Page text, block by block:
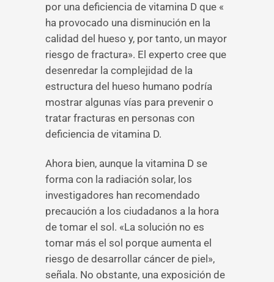
por una deficiencia de vitamina D que «
ha provocado una disminución en la
calidad del hueso y, por tanto, un mayor
riesgo de fractura». El experto cree que
desenredar la complejidad de la
estructura del hueso humano podría
mostrar algunas vías para prevenir o
tratar fracturas en personas con
deficiencia de vitamina D.
Ahora bien, aunque la vitamina D se
forma con la radiación solar, los
investigadores han recomendado
precaución a los ciudadanos a la hora
de tomar el sol. «La solución no es
tomar más el sol porque aumenta el
riesgo de desarrollar cáncer de piel»,
señala. No obstante, una exposición de